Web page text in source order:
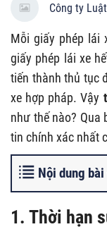
Công ty
Mỗi giấy phép lái
giấy phép lái xe
tiến thành thủ tục
xe hợp pháp. Vậy
như thế nào? Qua
tin chính xác nhất
Nội dung
1. Thời hạn